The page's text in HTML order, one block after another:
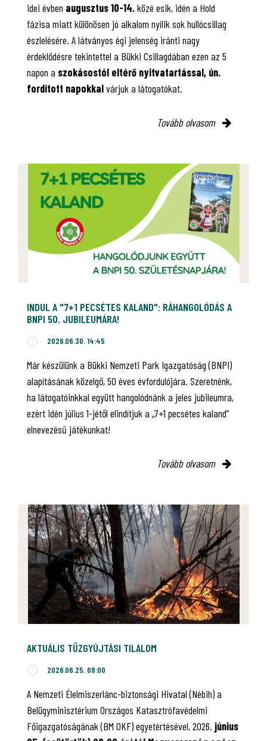
idei évben augusztus 10-14.közé esik, idén a Hold
fázisa miatt különösen jó alkalom nyílik sok hullócsillag
észlelésére. A látványos égi jelenség iránti nagy
érdeklődésre tekintettel a Bükki Csillagdában ezen az 5
napon a szokásostól eltérő nyitvatartással, ún.
fordított napokkalvárjuk a látogatókat.
Tovább olvasom
INDUL A "7+1 PECSÉTES KALAND": RÁHANGOLÓDÁS A
BNPI 50. JUBILEUMÁRA!
2026.06.30. 14:45
Már készülünk a Bükki Nemzeti Park Igazgatóság (BNPI)
alapításának közelgő, 50 éves évfordulójára. Szeretnénk,
ha látogatóinkkal együtt hangolódnánk a jeles jubileumra,
ezért idén július 1-jétől elindítjuk a „7+1 pecsétes kaland”
elnevezésű játékunkat!
Tovább olvasom
AKTUÁLIS TŰZGYÚJTÁSI TILALOM
2026.06.25. 08:00
A Nemzeti Élelmiszerlánc-biztonsági Hivatal (Nébih) a
Belügyminisztérium Országos Katasztrófavédelmi
Főigazgatóságának (BM OKF) egyetértésével, 2026. június